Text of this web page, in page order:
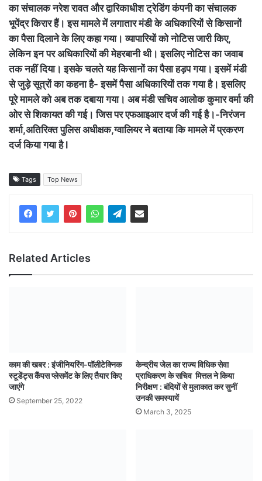
का संचालक नरेश रावत और द्वारिकाधीश ट्रेडिंग कंपनी का संचालक
भूपेंद्र किरार हैं। इस मामले में लगातार मंडी के अधिकारियों से किसानों
का पैसा दिलाने के लिए कहा गया। व्यापारियों को नोटिस जारी किए,
लेकिन इन पर अधिकारियों की मेहरबानी थी। इसलिए नोटिस का जवाब
तक नहीं दिया। इसके चलते यह किसानों का पैसा हड़प गया। इसमें मंडी
से जुड़े सूत्रों का कहना है- इसमें पैसा अधिकारियों तक गया है। इसलिए
पूरे मामले को अब तक दबाया गया। अब मंडी सचिव आलोक कुमार वर्मा की
ओर से शिकायत की गई। जिस पर एफआइआर दर्ज की गई है।-निरंजन
शर्मा,अतिरिक्त पुलिस अधीक्षक,ग्वालियर ने बताया कि मामले में प्रकरण
दर्ज किया गया है l
Tags Top News
Related Articles
काम की खबर : इंजीनियरिंग-पॉलीटेक्निक
स्टूडेंट्स कैंपस प्लेसमेंट के लिए तैयार किए
जाएंगे
September 25, 2022
केन्द्रीय जेल का राज्य विधिक सेवा
प्राधिकरण के सचिव मित्तल ने किया
निरीक्षण : बंदियों से मुलाकात कर सुनीं
उनकी समस्यायें
March 3, 2025